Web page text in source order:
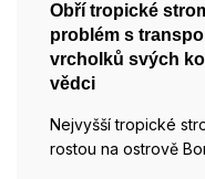
Obří tropické
problém s
vrcholků svých
vědci
Nejvyšší tropické
rostou na ostrově